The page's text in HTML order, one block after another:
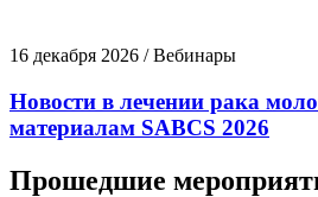
16 декабря 2026 / Вебинары
Новости в лечении рака
материалам SABCS 2026
Прошедшие